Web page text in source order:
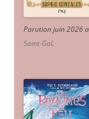
Parution juin 2026
Saint-Gal.